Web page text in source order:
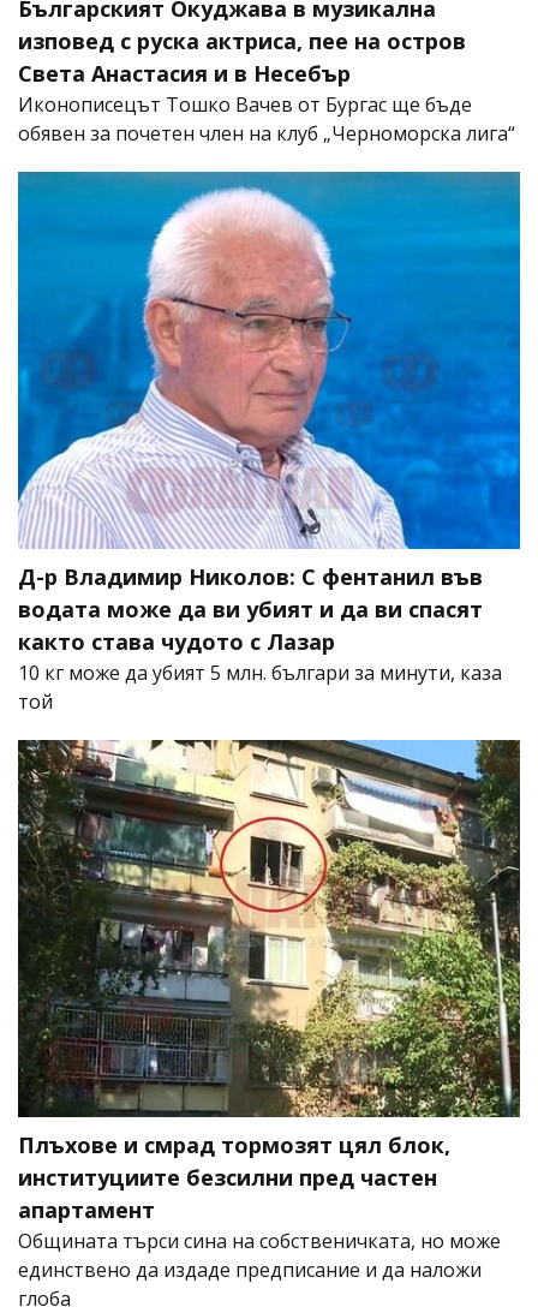
Българският Окуджава в музикална
изповед с руска актриса, пее на остров
Света Анастасия и в Несебър
Иконописецът Тошко Вачев от Бургас ще бъде
обявен за почетен член на клуб „Черноморска лига“
Д-р Владимир Николов: С фентанил във
водата може да ви убият и да ви спасят
както става чудото с Лазар
10 кг може да убият 5 млн. българи за минути, каза
той
Плъхове и смрад тормозят цял блок,
институциите безсилни пред частен
апартамент
Общината търси сина на собственичката, но може
единствено да издаде предписание и да наложи
глоба